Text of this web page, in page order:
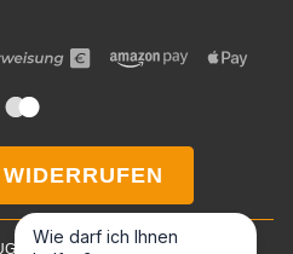
& Co. KG. Alle Rechte vorbehalten.
Wie darf ich Ihnen